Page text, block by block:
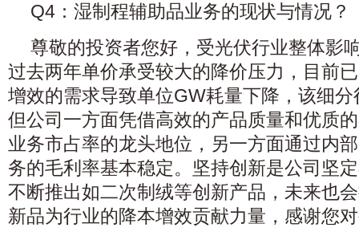
Q4：湿制程辅助品业务的现状与情况？
尊敬的投资者您好，受光伏行业整体影
过去两年单价承受较大的降价压力，目前
增效的需求导致单位GW耗量下降，该细
但公司一方面凭借高效的产品质量和优质
业务市占率的龙头地位，另一方面通过内
务的毛利率基本稳定。坚持创新是公司坚
不断推出如二次制绒等创新产品，未来也
新品为行业的降本增效贡献力量，感谢您